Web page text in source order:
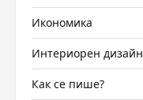
Икономика
Интериорен дизайн
Как се пише?